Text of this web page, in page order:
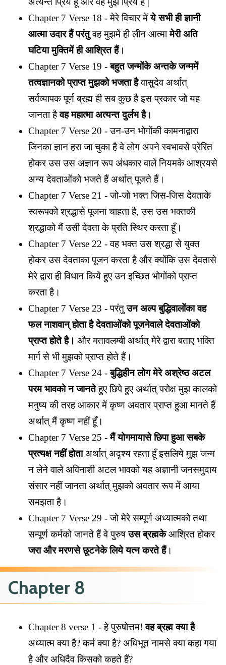
Chapter 7 Verse 18 - मेरे विचार मेंये सभी ही ज्ञानी
आत्मा उदार हैं परंतुवह मुझमें ही लीन आत्मामेरी अति
घटिया मुक्तिमें ही आश्रित हैं।
Chapter 7 Verse 19 -बहुत जन्मोंके अन्तके जन्ममें
तत्वज्ञानको प्राप्त मुझको भजता हैवासुदेव अर्थात्
सर्वव्यापक पूर्ण ब्रह्म ही सब कुछ है इस प्रकार जो यह
जानता हैवह महात्मा अत्यन्त दुर्लभ है।
Chapter 7 Verse 20 - उन-उन भोगोंकी कामनाद्वारा
जिनका ज्ञान हरा जा चुका है वे लोग अपने स्वभावसे प्रेरित
होकर उस उस अज्ञान रूप अंधकार वाले नियमके आश्रयसे
अन्य देवताओंको भजते हैं अर्थात् पूजते हैं।
Chapter 7 Verse 21 - जो-जो भक्त जिस-जिस देवताके
स्वरूपको श्रद्धासे पूजना चाहता है, उस उस भक्तकी
श्रद्धाको मैं उसी देवता के प्रति स्थिर करता हूँ।
Chapter 7 Verse 22 - वह भक्त उस श्रद्धा से युक्त
होकर उस देवताका पूजन करता है और क्योंकि उस देवतासे
मेरे द्वारा ही विधान किये हुए उन इच्छित भोगोंको प्राप्त
करता है।
Chapter 7 Verse 23 - परंतुउन अल्प बुद्धिवालोंका वह
फल नाशवान् होता है देवताओंको पूजनेवाले देवताओंको
प्राप्त होते है। और मतावलम्बी अर्थात् मेरे द्वारा बताए भक्ति
मार्ग से भी मुझको प्राप्त होते हैं।
Chapter 7 Verse 24 -बुद्धिहीन लोग मेरे अश्रेष्ठ अटल
परम भावको न जानतेहुए छिपे हुए अर्थात् परोक्ष मुझ कालको
मनुष्य की तरह आकार में कृष्ण अवतार प्राप्त हुआ मानते हैं
अर्थात् मैं कृष्ण नहीं हूँ।
Chapter 7 Verse 25 -मैं योगमायासे छिपा हुआ सबके
प्रत्यक्ष नहीं होताअर्थात् अदृश्य रहता हूँ इसलिये मुझ जन्म
न लेने वाले अविनाशी अटल भावको यह अज्ञानी जनसमुदाय
संसार नहीं जानता अर्थात् मुझको अवतार रूप में आया
समझता है।
Chapter 7 Verse 29 - जो मेरे सम्पूर्ण अध्यात्मको तथा
सम्पूर्ण कर्मको जानते हैं वे पुरुषउस ब्रह्मकेआश्रित होकर
जरा और मरणसे छूटनेके लिये यत्न करते हैं।
Chapter 8
Chapter 8 verse 1 - हे पुरुषोत्तम!वह ब्रह्म क्या है
अध्यात्म क्या है? कर्म क्या है? अधिभूत नामसे क्या कहा गया
है और अधिदैव किसको कहते हैं?